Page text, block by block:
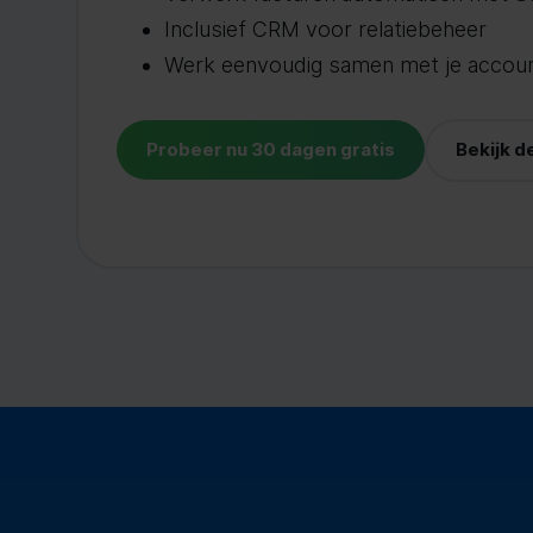
Inclusief CRM voor relatiebeheer
Werk eenvoudig samen met je
Probeer nu 30 dagen gratis Bekijk